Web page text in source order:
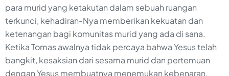
para murid yang ketakutan dalam sebuah ruangan
terkunci, kehadiran-Nya memberikan kekuatan dan
ketenangan bagi komunitas murid yang ada di sana.
Ketika Tomas awalnya tidak percaya bahwa Yesus telah
bangkit, kesaksian dari sesama murid dan pertemuan
dengan Yesus membuatnya menemukan kebenaran.